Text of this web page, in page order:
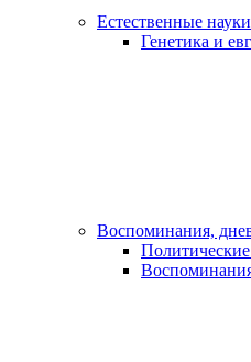
Естественные науки
Генетика и
Воспоминания,